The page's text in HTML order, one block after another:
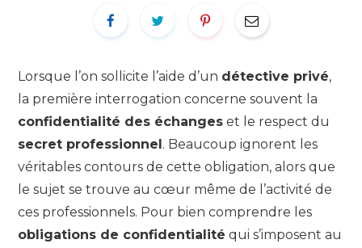
Lorsque l’on sollicite l’aide d’un détective privé,
la première interrogation concerne souvent la
confidentialité des échanges et le respect du
secret professionnel. Beaucoup ignorent les
véritables contours de cette obligation, alors que
le sujet se trouve au cœur même de l’activité de
ces professionnels. Pour bien comprendre les
obligations de confidentialité qui s’imposent au